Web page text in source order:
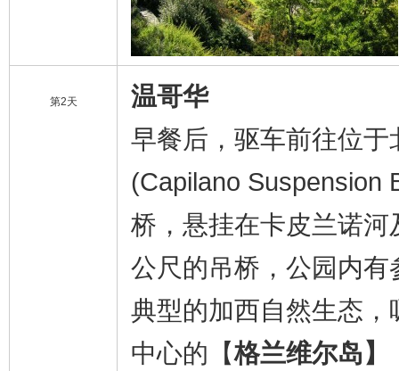
第2天
温哥华
早餐后，驱车前往位于
(Capilano Suspension
桥，悬挂在卡皮兰诺
公尺的吊桥，公园内
典型的加西自然生态
中心的【格兰维尔岛】